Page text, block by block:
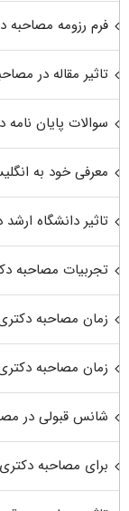
فرم رزومه مصاحبه
تاثیر مقاله در
سوالات پایان
معرفی خود به
تاثیر دانشگاه
تجربیات مصاحبه
زمان مصاحبه
زمان مصاحبه
شانس قبولی در
برای مصاحبه